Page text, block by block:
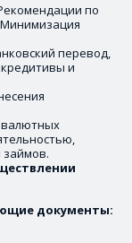
по
перевод,
и
займов.
документы: